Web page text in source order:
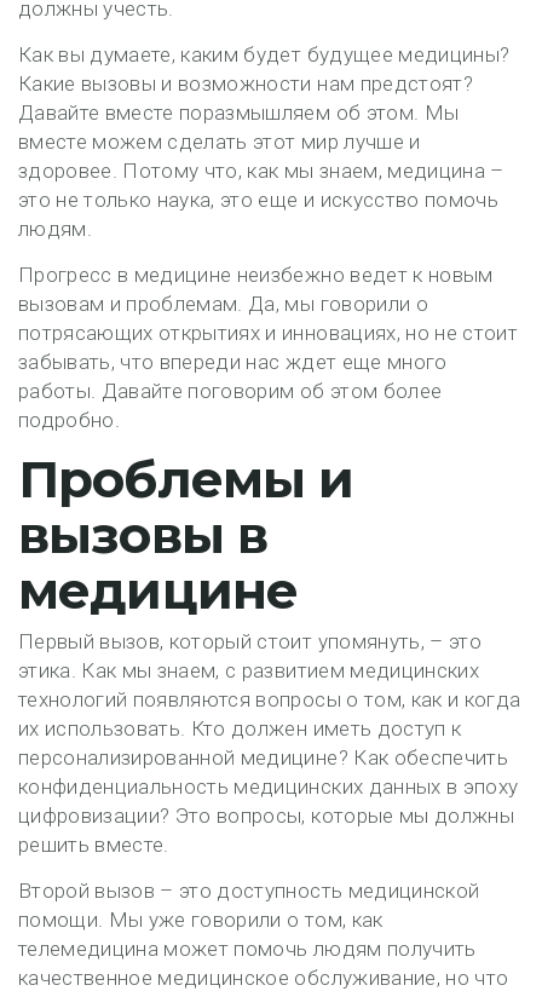
должны учесть.
Как вы думаете, каким будет будущее медицины?
Какие вызовы и возможности нам предстоят?
Давайте вместе поразмышляем об этом. Мы
вместе можем сделать этот мир лучше и
здоровее. Потому что, как мы знаем, медицина –
это не только наука, это еще и искусство помочь
людям.
Прогресс в медицине неизбежно ведет к новым
вызовам и проблемам. Да, мы говорили о
потрясающих открытиях и инновациях, но не стоит
забывать, что впереди нас ждет еще много
работы. Давайте поговорим об этом более
подробно.
Проблемы и
вызовы в
медицине
Первый вызов, который стоит упомянуть, – это
этика. Как мы знаем, с развитием медицинских
технологий появляются вопросы о том, как и когда
их использовать. Кто должен иметь доступ к
персонализированной медицине? Как обеспечить
конфиденциальность медицинских данных в эпоху
цифровизации? Это вопросы, которые мы должны
решить вместе.
Второй вызов – это доступность медицинской
помощи. Мы уже говорили о том, как
телемедицина может помочь людям получить
качественное медицинское обслуживание, но что